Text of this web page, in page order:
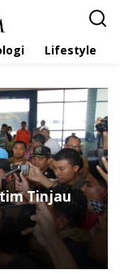
Lifestyle
Tinjau